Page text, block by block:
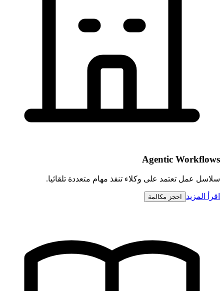
Agentic Workflows
سلاسل عمل تعتمد على وكلاء تنفذ مهام متعددة تلقائيا.
اقرأ المزيد احجز مكالمة